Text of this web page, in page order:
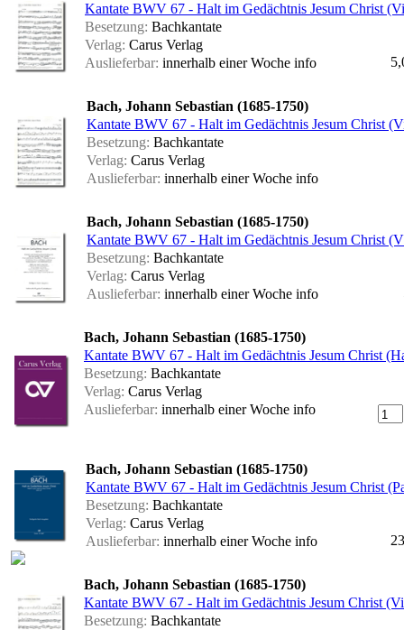
Kantate BWV 67 - Halt im Gedächtnis Jesum Christ
Besetzung: Bachkantate
Verlag: Carus Verlag
Auslieferbar: innerhalb einer Woche info
Bach, Johann Sebastian (1685-1750)
Kantate BWV 67 - Halt im Gedächtnis Jesum Christ
Besetzung: Bachkantate
Verlag: Carus Verlag
Auslieferbar: innerhalb einer Woche info
Bach, Johann Sebastian (1685-1750)
Kantate BWV 67 - Halt im Gedächtnis Jesum Christ
Besetzung: Bachkantate
Verlag: Carus Verlag
Auslieferbar: innerhalb einer Woche info
Bach, Johann Sebastian (1685-1750)
Kantate BWV 67 - Halt im Gedächtnis Jesum Christ
Besetzung: Bachkantate
Verlag: Carus Verlag
Auslieferbar: innerhalb einer Woche info
Bach, Johann Sebastian (1685-1750)
Kantate BWV 67 - Halt im Gedächtnis Jesum Christ
Besetzung: Bachkantate
Verlag: Carus Verlag
Auslieferbar: innerhalb einer Woche info
Bach, Johann Sebastian (1685-1750)
Kantate BWV 67 - Halt im Gedächtnis Jesum Christ
Besetzung: Bachkantate